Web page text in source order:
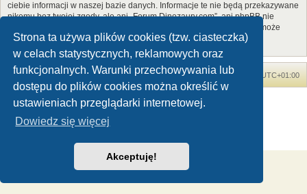
Strona ta używa plików cookies (tzw. ciasteczka)
w celach statystycznych, reklamowych oraz
funkcjonalnych. Warunki przechowywania lub
dostępu do plików cookies można określić w
ustawieniach przeglądarki internetowej.
Dowiedz się więcej
Akceptuję!
ciebie informacji w naszej bazie danych. Informacje te nie będą przekazywane
nikomu bez twojej zgody, ale ani „Forum Dinozaury.com”, ani phpBB nie
ponosi odpowiedzialności za włamania do witryny, podczas których może
dojść do kradzieży danych.
Forum Dinozaury.com Strona główna Strefa czasowa UTC+01:00
Dinozaury.com© 2006-2020
Polski pakiet językowy dostarcza